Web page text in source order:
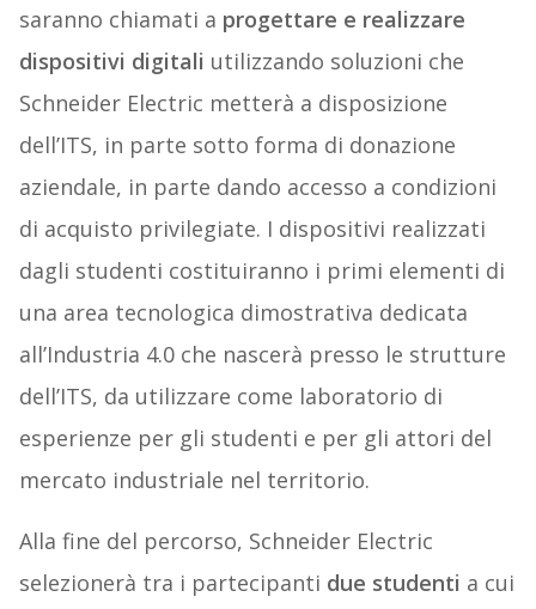
saranno chiamati a progettare e realizzare
dispositivi digitali utilizzando soluzioni che
Schneider Electric metterà a disposizione
dell’ITS, in parte sotto forma di donazione
aziendale, in parte dando accesso a condizioni
di acquisto privilegiate. I dispositivi realizzati
dagli studenti costituiranno i primi elementi di
una area tecnologica dimostrativa dedicata
all’Industria 4.0 che nascerà presso le strutture
dell’ITS, da utilizzare come laboratorio di
esperienze per gli studenti e per gli attori del
mercato industriale nel territorio.
Alla fine del percorso, Schneider Electric
selezionerà tra i partecipanti due studenti a cui